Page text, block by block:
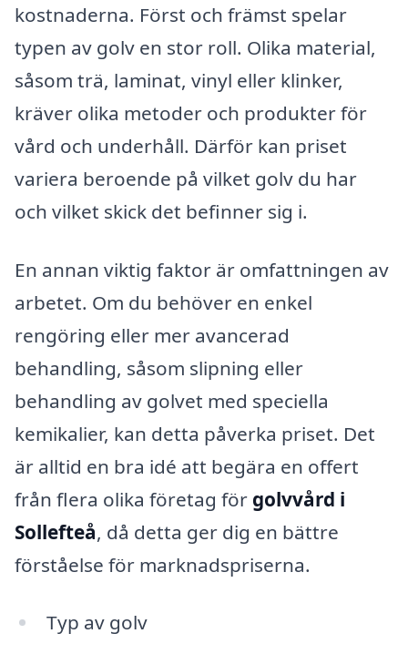
kostnaderna. Först och främst spelar
typen av golv en stor roll. Olika material,
såsom trä, laminat, vinyl eller klinker,
kräver olika metoder och produkter för
vård och underhåll. Därför kan priset
variera beroende på vilket golv du har
och vilket skick det befinner sig i.
En annan viktig faktor är omfattningen av
arbetet. Om du behöver en enkel
rengöring eller mer avancerad
behandling, såsom slipning eller
behandling av golvet med speciella
kemikalier, kan detta påverka priset. Det
är alltid en bra idé att begära en offert
från flera olika företag för golvvård i
Sollefteå, då detta ger dig en bättre
förståelse för marknadspriserna.
Typ av golv